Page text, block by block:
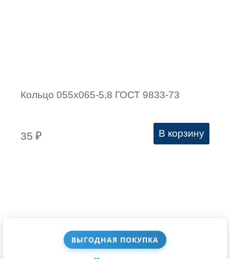
ВЫГОДНАЯ ПОКУПКА
Кольцо 055х065-5,8 ГОСТ 9833-73
35 ₽ В корзину